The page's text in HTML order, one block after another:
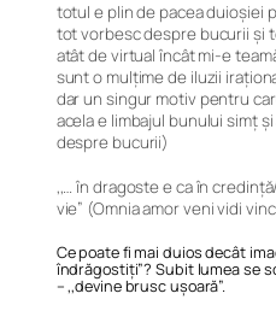
totul e plin de pacea duioşiei
tot vorbesc despre bucurii şi
atât de virtual încât mi-e
sunt o mulţime de iluzii
dar un singur motiv pentru
acela e limbajul bunului simţ
despre bucurii)
,,… în dragoste e ca în
vie” (Omnia amor veni vidi
Ce poate fi mai duios decât
îndrăgostiți”? Subit lumea se
– ,,devine brusc uşoară”.